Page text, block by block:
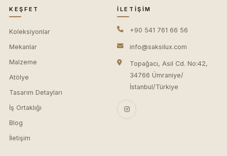
KEŞFET
Koleksiyonlar
Mekanlar
Malzeme
Atölye
Tasarım Detayları
İş Ortaklığı
Blog
İletişim
İLETIŞIM
+90 541 761 66 56
info@saksilux.com
Topağacı, Asil Cd. No:42,
34766 Ümraniye/
İstanbul/Türkiye